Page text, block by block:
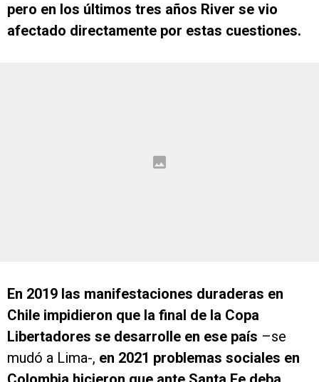
pero en los últimos tres años River se vio
afectado directamente por estas cuestiones.
En 2019 las manifestaciones duraderas en
Chile impidieron que la final de la Copa
Libertadores se desarrolle en ese país –se
mudó a Lima-, en 2021 problemas sociales en